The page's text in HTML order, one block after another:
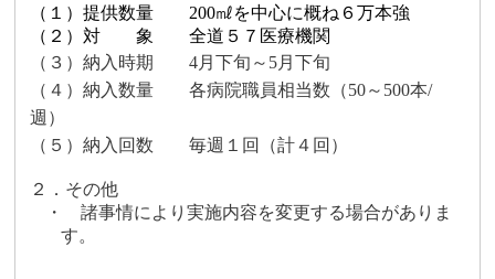
（１）提供数量 200㎖を中心に概ね６万本強
（２）対 象 全道５７医療機関
（３）納入時期4月下旬～ 5月下旬
（４）納入数量 各病院職員相当数（50～ 500本/
週）
（５）納入回数 毎週１回（計４回）
２．その他
・諸事情により実施内容を変更する場合がありま
す。